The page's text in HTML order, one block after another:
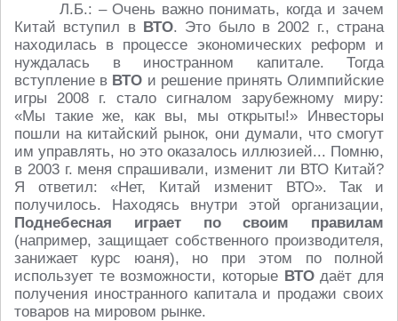
Л.Б.: – Очень важно понимать, когда и зачем
Китай вступил в ВТО. Это было в 2002 г., страна
находилась в процессе экономических реформ и
нуждалась в иностранном капитале. Тогда
вступление в ВТО и решение принять Олимпийские
игры 2008 г. стало сигналом зарубежному миру:
«Мы такие же, как вы, мы открыты!» Инвесторы
пошли на китайский рынок, они думали, что смогут
им управлять, но это оказалось иллюзией... Помню,
в 2003 г. меня спрашивали, изменит ли ВТО Китай?
Я ответил: «Нет, Китай изменит ВТО». Так и
получилось. Находясь внутри этой организации,
Поднебесная играет по своим правилам
(например, защищает собственного производителя,
занижает курс юаня), но при этом по полной
использует те возможности, которые ВТОдаёт для
получения иностранного капитала и продажи своих
товаров на мировом рынке.